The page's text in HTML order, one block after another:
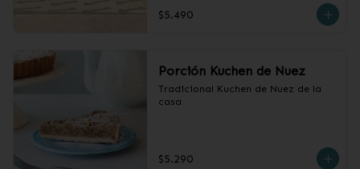
$5.490
Porción Kuchen de Nuez
Tradicional Kuchen de Nuez de la
casa
$5.290